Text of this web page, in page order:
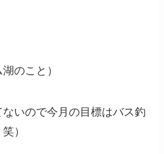
湖のこと）
いので今月の目標はバス釣
）